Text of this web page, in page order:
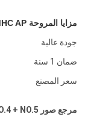
مزايا المروحة MHC AP المبرد:
جودة عالية
ضمان 1 سنة
سعر المصنع
مرجع صور NO.1 + NO.2 + NO.3 + NO.4 + NO.5